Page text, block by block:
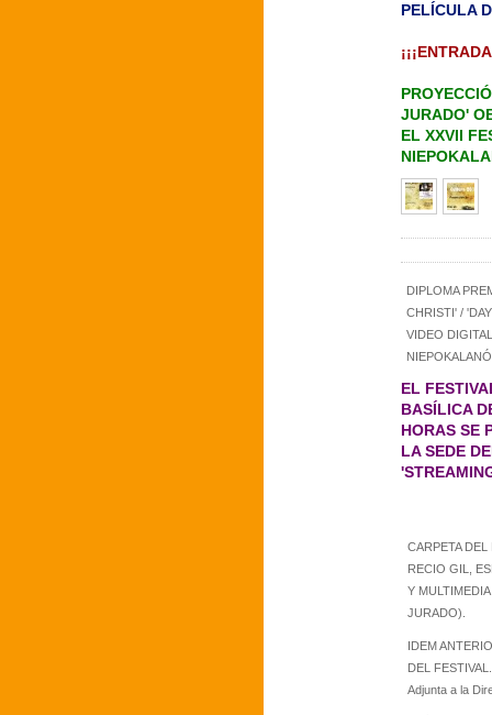
PELÍCULA
JURADO'
EL XXVII
DIPLOMA
CHRISTI' /
VIDEO
EL
BASÍLICA
HORAS SE
LA SEDE
CARPETA
RECIO GIL,
Y
JURADO).
IDEM
DEL
Adjunta a la